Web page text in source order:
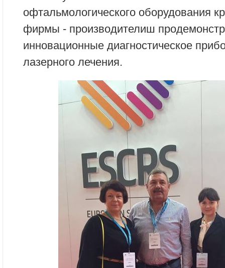
офтальмологического оборудования
фирмы - производителиш
инновационные диагностическое
лазерного лечения.